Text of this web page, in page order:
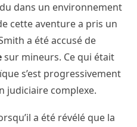
dans un environnement
cette aventure a pris un
a été accusé de
sur mineurs. Ce qui était
s’est progressivement
judiciaire complexe.
a été révélé que la